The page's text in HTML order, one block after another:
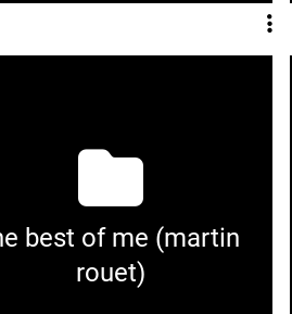
best of me (martin
rouet)